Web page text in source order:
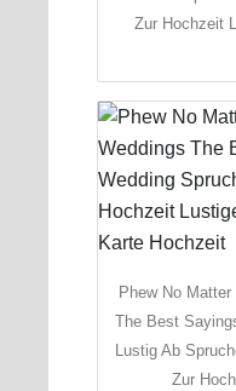
Zur Hochzeit
Phew No
The Best
Lustig Ab
Zur